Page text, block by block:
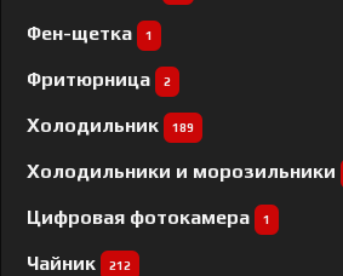
Фен-щетка 1
Фритюрница 2
Холодильник 189
Холодильники и морозильники
Цифровая фотокамера 1
Чайник 212